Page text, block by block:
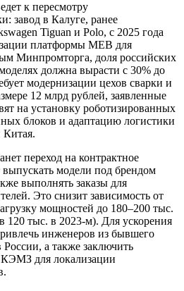
к пересмотру
завод в Калуге, ранее
Tiguan и Polo, с 2025 года
платформы MEB для
Минпромторга, доля российских
должна вырасти с 30% до
модернизации цехов сварки и
12 млрд рублей, заявленные
на установку роботизированных
блоков и адаптацию логистики
Китая.
переход на контрактное
выпускать модели под брендом
выполнять заказы для
Это снизит зависимость от
мощностей до 180–200 тыс.
120 тыс. в 2023-м). Для ускорения
инженеров из бывшего
а также заключить
КЭМЗ для локализации